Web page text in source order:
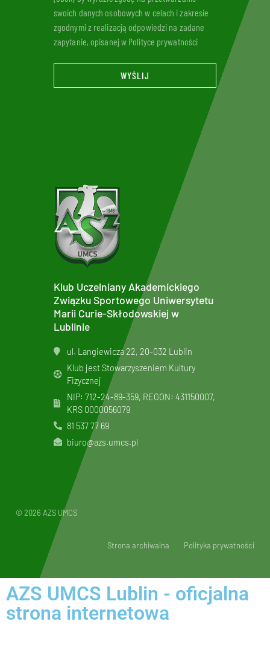
swoich danych osobowych w celach i zakresie
zgodnymi z realizacją odpowiedzi na zadane
zapytanie, opisanej w Polityce prywatności
WYŚLIJ
Klub Uczelniany Akademickiego
Związku Sportowego Uniwersytetu
Marii Curie-Skłodowskiej w
Lublinie
ul. Langiewicza 22, 20-032 Lublin
Klub jest Stowarzyszeniem Kultury
Fizycznej
NIP: 712-24-89-359, REGON: 431150007,
KRS 0000056079
81 537 77 69
biuro@azs.umcs.pl
© 2026 AZS UMCS
Strona archiwalna Polityka prywatności
AZS UMCS Lublin - oficjalna
strona internetowa